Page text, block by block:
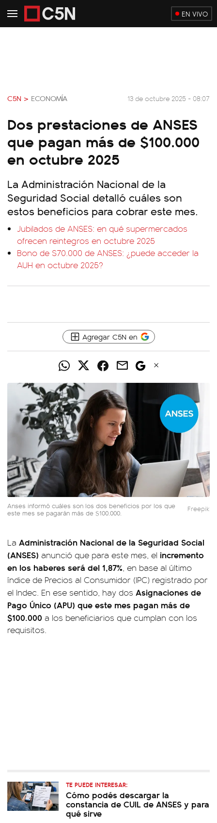
EN VIVO
C5N > ECONOMÍA 13 de octubre 2025 - 08:07
Dos prestaciones de ANSES
que pagan más de $100.000
en octubre 2025
La Administración Nacional de la
Seguridad Social detalló cuáles son
estos beneficios para cobrar este mes.
Jubilados de ANSES: en qué supermercados
ofrecen reintegros en octubre 2025
Bono de $70.000 de ANSES: ¿puede acceder la
AUH en octubre 2025?
Agregar C5N en
Anses informó cuáles son los dos beneficios por los que
este mes se pagarán más de $100.000. Freepik
La Administración Nacional de la Seguridad Social
(ANSES) anunció que para este mes, el incremento
en los haberes será del 1,87%, en base al último
índice de Precios al Consumidor (IPC) registrado por
el Indec. En ese sentido, hay dos Asignaciones de
Pago Único (APU) que este mes pagan más de
$100.000 a los beneficiarios que cumplan con los
requisitos.
TE PUEDE INTERESAR:
Cómo podés descargar la
constancia de CUIL de ANSES y para
qué sirve